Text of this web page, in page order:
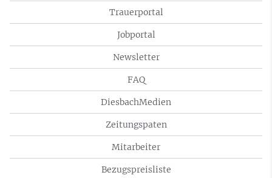
Trauerportal
Jobportal
Newsletter
FAQ
DiesbachMedien
Zeitungspaten
Mitarbeiter
Bezugspreisliste